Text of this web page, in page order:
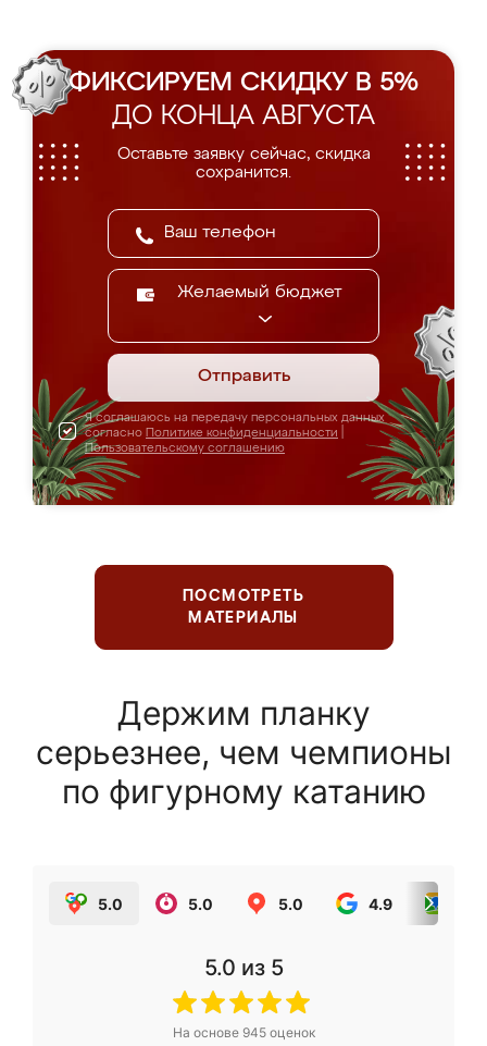
ФИКСИРУЕМ СКИДКУ В 5%
ДО КОНЦА АВГУСТА
Оставьте заявку сейчас, скидка
сохранится.
Желаемый бюджет
Отправить
Я соглашаюсь на передачу персональных данных
согласно Политике конфиденциальности
Пользовательскому соглашению
ПОСМОТРЕТЬ
МАТЕРИАЛЫ
Держим планку
серьезнее, чем чемпионы
по фигурному катанию
5.0 5.0 5.0 4.9
5.0 из 5
На основе 945оценок